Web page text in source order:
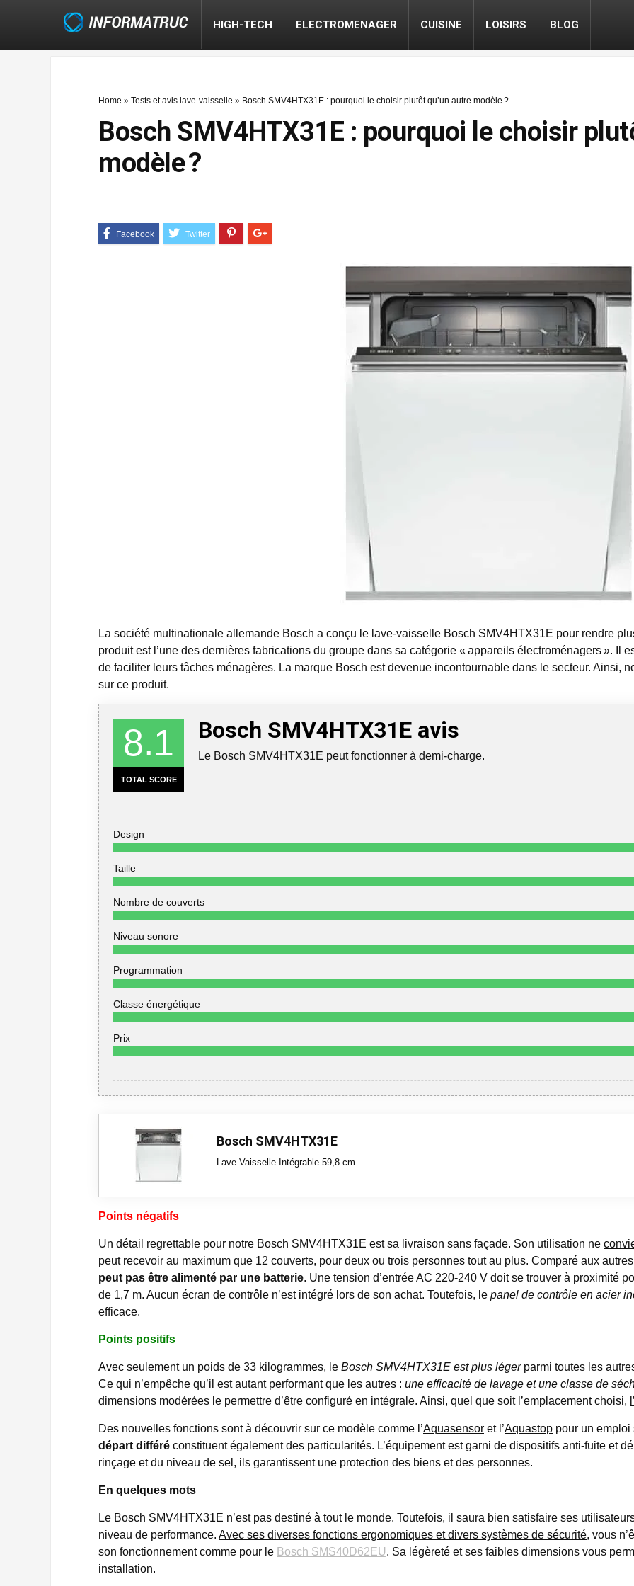
HIGH-TECH ELECTROMENAGER CUISINE LOISIRS BLOG
Home » Tests et avis lave-vaisselle » Bosch SMV4HTX31E : pourquoi le choisir plutôt qu’un autre modèle ?
Bosch SMV4HTX31E : pourquoi le choisir
modèle ?
La société multinationale allemande Bosch a conçu le lave-vaisselle Bosch SMV4HTX31E pour rendre
produit est l’une des dernières fabrications du groupe dans sa catégorie « appareils électroménagers ». Il
de faciliter leurs tâches ménagères. La marque Bosch est devenue incontournable dans le secteur. Ainsi,
sur ce produit.
8.1
TOTAL SCORE
Bosch SMV4HTX31E avis
Le Bosch SMV4HTX31E peut fonctionner à demi-charge.
Design
Taille
Nombre de couverts
Niveau sonore
Programmation
Classe énergétique
Prix
Bosch SMV4HTX31E
Lave Vaisselle Intégrable 59,8 cm
Points négatifs
Un détail regrettable pour notre Bosch SMV4HTX31E est sa livraison sans façade. Son utilisation ne
peut recevoir au maximum que 12 couverts, pour deux ou trois personnes tout au plus. Comparé aux
peut pas être alimenté par une batterie. Une tension d’entrée AC 220-240 V doit se trouver à proximité
de 1,7 m. Aucun écran de contrôle n’est intégré lors de son achat. Toutefois, le panel de contrôle en acier
efficace.
Points positifs
Avec seulement un poids de 33 kilogrammes, le Bosch SMV4HTX31E est plus légerparmi toutes les
Ce qui n’empêche qu’il est autant performant que les autres : une efficacité de lavage et une classe de
dimensions modérées le permettre d’être configuré en intégrale. Ainsi, quel que soit l’emplacement choisi,
Des nouvelles fonctions sont à découvrir sur ce modèle comme l’Aquasensor et l’Aquastop pour un
départ différé constituent également des particularités. L’équipement est garni de dispositifs anti-fuite et
rinçage et du niveau de sel, ils garantissent une protection des biens et des personnes.
En quelques mots
Le Bosch SMV4HTX31E n’est pas destiné à tout le monde. Toutefois, il saura bien satisfaire ses
niveau de performance. Avec ses diverses fonctions ergonomiques et divers systèmes de sécurité, vous
son fonctionnement comme pour le Bosch SMS40D62EU. Sa légèreté et ses faibles dimensions vous
installation.